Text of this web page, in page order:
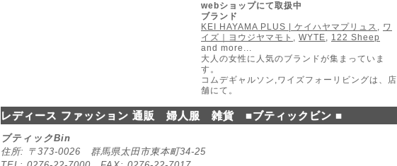
webショップにて取扱中
ブランド
KEI HAYAMA PLUS | ケイハヤマプリュス , ワ
イズ｜ヨウジヤマモト , WYTE, 122 Sheep
and more...
大人の女性に人気のブランドが集まっていま
す。
コムデギャルソン,ワイズフォーリビングは、店
舗にて。
レディース ファッション 通販 婦人服 雑貨 ■ブティックビン ■
ブティックBin
住所: 〒373-0026 群馬県太田市東本町34-25